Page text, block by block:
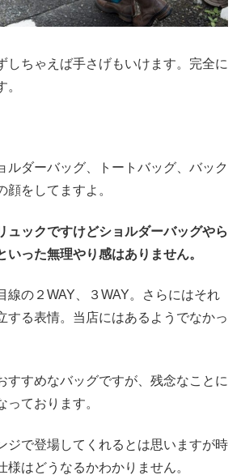
しちゃえば手さげもいけます。完全に
。
ルダーバッグ、トートバッグ、バック
顔をしてますよ。
ュックですけどショルダーバッグやら
いった無理やり感はありません。
線の２WAY、３WAY。さらにはそれ
する表情。当店にはあるようでなかっ
すすめなバッグですが、残念なことに
っております。
ジで登場してくれるとは思いますが時
様はどうなるかわかりません。